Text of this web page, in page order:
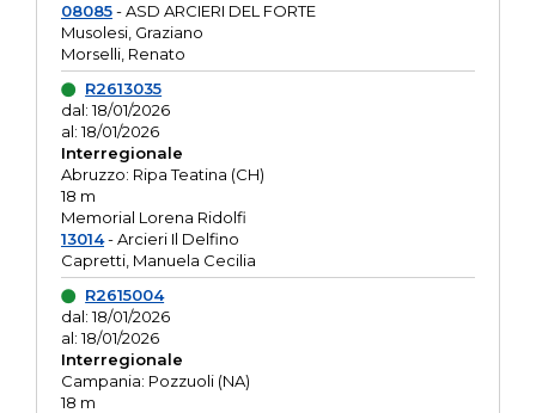
08085- ASD ARCIERI DEL FORTE
Musolesi, Graziano
Morselli, Renato
R2613035
dal: 18/01/2026
al: 18/01/2026
Interregionale
Abruzzo: Ripa Teatina (CH)
18 m
Memorial Lorena Ridolfi
13014- Arcieri Il Delfino
Capretti, Manuela Cecilia
R2615004
dal: 18/01/2026
al: 18/01/2026
Interregionale
Campania: Pozzuoli (NA)
18 m